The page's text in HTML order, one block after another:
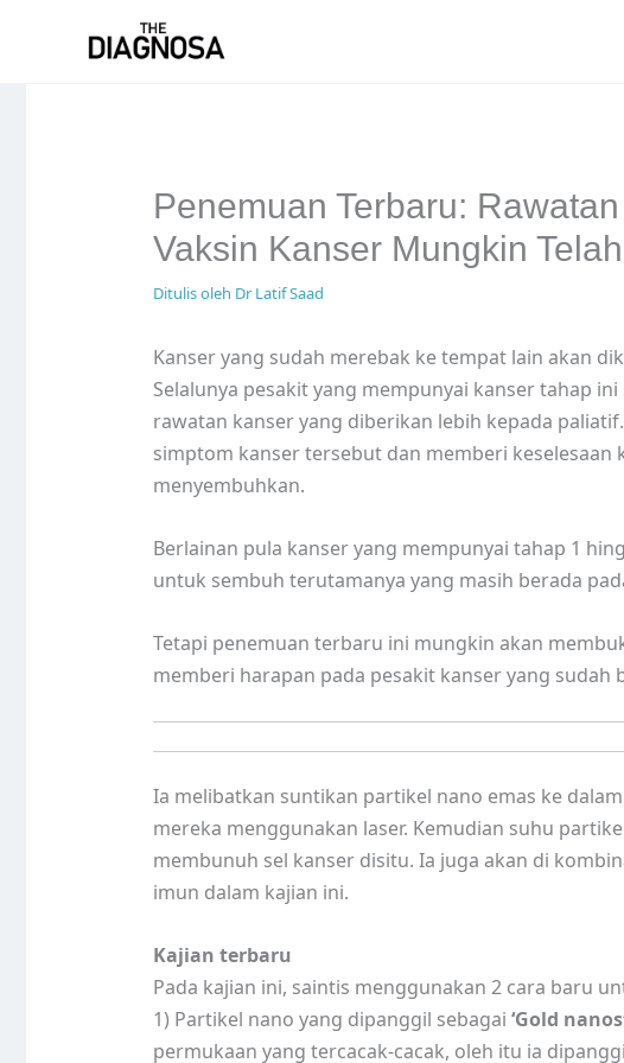
Penemuan Terbaru:
Vaksin Kanser Mungkin
Ditulis oleh Dr Latif Saad
Kanser yang sudah merebak ke tempat lain akan
Selalunya pesakit yang mempunyai kanser tahap
rawatan kanser yang diberikan lebih kepada
simptom kanser tersebut dan memberi keselesaan
menyembuhkan.
Berlainan pula kanser yang mempunyai tahap 1
untuk sembuh terutamanya yang masih berada
Tetapi penemuan terbaru ini mungkin akan
memberi harapan pada pesakit kanser yang sudah
Ia melibatkan suntikan partikel nano emas ke
mereka menggunakan laser. Kemudian suhu
membunuh sel kanser disitu. Ia juga akan di
imun dalam kajian ini.
Kajian terbaru
Pada kajian ini, saintis menggunakan 2 cara baru
1) Partikel nano yang dipanggil sebagai ‘Gold
permukaan yang tercacak-cacak, oleh itu ia